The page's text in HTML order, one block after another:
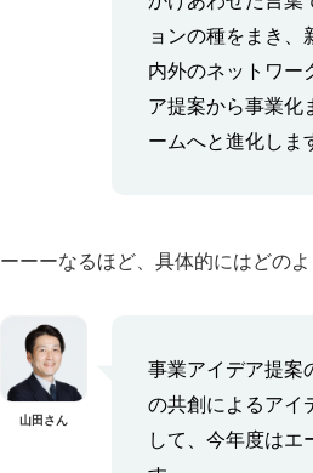
ョンの種をまき
内外のネットワー
ア提案から事業化
ームへと進化しま
ーーーなるほど、具体的にはどの
山田さん
事業アイデア提案
の共創によるアイ
して、今年度はエ